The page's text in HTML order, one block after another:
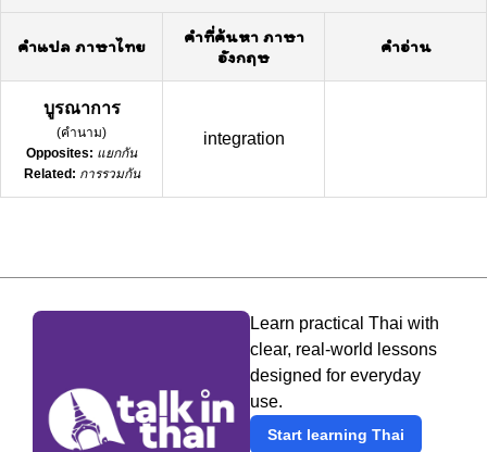
คำแปล ภาษาไทย
คำที่ค้นหา ภาษา
อังกฤษ
คำอ่าน
บูรณาการ
(คำนาม)
Opposites: แยกกัน
Related: การรวมกัน
integration
Learn practical Thai with
clear, real-world lessons
designed for everyday
use.
Start learning Thai